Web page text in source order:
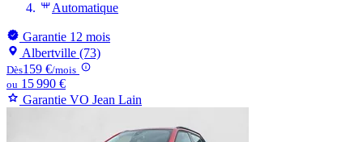
Automatique
Garantie 12 mois
Albertville (73)
Dès159 €/mois
ou 15 990 €
Garantie VO Jean Lain